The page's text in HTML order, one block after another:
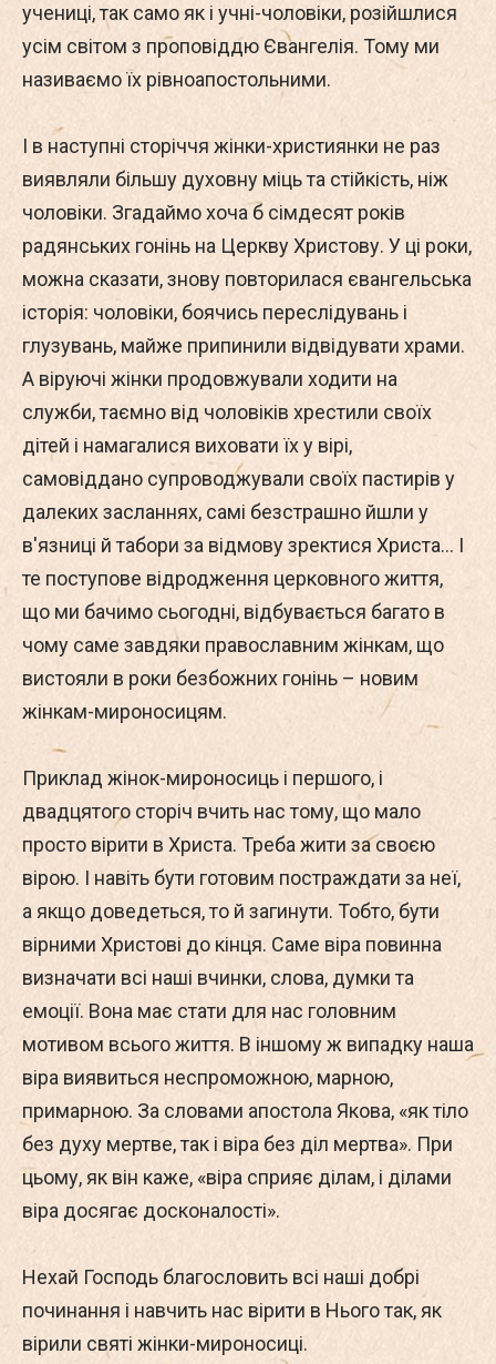
учениці, так само як і учні-чоловіки, розійшлися
усім світом з проповіддю Євангелія. Тому ми
називаємо їх рівноапостольними.
І в наступні сторіччя жінки-християнки не раз
виявляли більшу духовну міць та стійкість, ніж
чоловіки. Згадаймо хоча б сімдесят років
радянських гонінь на Церкву Христову. У ці роки,
можна сказати, знову повторилася євангельська
історія: чоловіки, боячись переслідувань і
глузувань, майже припинили відвідувати храми.
А віруючі жінки продовжували ходити на
служби, таємно від чоловіків хрестили своїх
дітей і намагалися виховати їх у вірі,
самовіддано супроводжували своїх пастирів у
далеких засланнях, самі безстрашно йшли у
в'язниці й табори за відмову зректися Христа… І
те поступове відродження церковного життя,
що ми бачимо сьогодні, відбувається багато в
чому саме завдяки православним жінкам, що
вистояли в роки безбожних гонінь – новим
жінкам-мироносицям.
Приклад жінок-мироносиць і першого, і
двадцятого сторіч вчить нас тому, що мало
просто вірити в Христа. Треба жити за своєю
вірою. І навіть бути готовим постраждати за неї,
а якщо доведеться, то й загинути. Тобто, бути
вірними Христові до кінця. Саме віра повинна
визначати всі наші вчинки, слова, думки та
емоції. Вона має стати для нас головним
мотивом всього життя. В іншому ж випадку наша
віра виявиться неспроможною, марною,
примарною. За словами апостола Якова, «як тіло
без духу мертве, так і віра без діл мертва». При
цьому, як він каже, «віра сприяє ділам, і ділами
віра досягає досконалості».
Нехай Господь благословить всі наші добрі
починання і навчить нас вірити в Нього так, як
вірили святі жінки-мироносиці.